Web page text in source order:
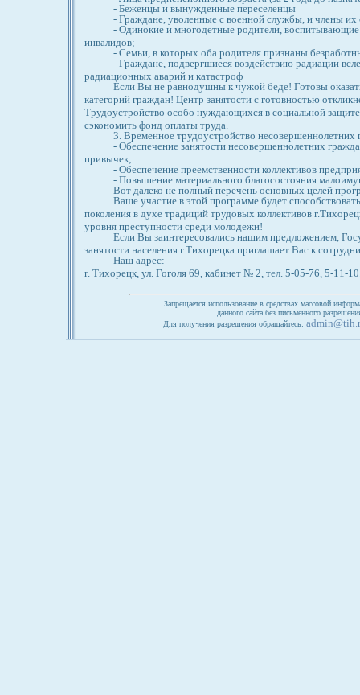
- Беженцы и вынужденные переселенцы
- Граждане, уволенные с военной службы, и члены их
- Одинокие и многодетные родители,
инвалидов;
- Семьи, в которых оба родителя признаны
- Граждане, подвергшиеся воздействию радиации
радиационных аварий и катастроф
Если Вы не равнодушны к чужой беде! Готовы
категорий граждан! Центр занятости с готовностью
Трудоустройство особо нуждающихся в социальной
сэкономить фонд оплаты труда.
3. Временное трудоустройство несовершеннолетних
- Обеспечение занятости несовершеннолетних
привычек;
- Обеспечение преемственности коллективов
- Повышение материального благосостояния
Вот далеко не полный перечень основных целей
Ваше участие в этой программе будет
поколения в духе традиций трудовых коллективов
уровня преступности среди молодежи!
Если Вы заинтересовались нашим предложением,
занятости населения г.Тихорецка приглашает Вас к
Наш адрес:
г. Тихорецк, ул. Гоголя 69, кабинет № 2, тел. 5-05-76, 5-11-
Запрещается использование в средствах массовой
данного сайта без письменного
Для получения разрешения обращайтесь: